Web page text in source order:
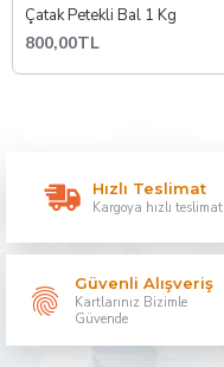
Çatak Petekli Bal 1 Kg
800,00TL
Hızlı Teslimat
Kargoya hızlı teslimat
Güvenli Alışveriş
Kartlarınız Bizimle
Güvende